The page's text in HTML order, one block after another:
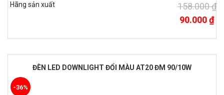
Hãng sản xuất
158.000 ₫
90.000 ₫
ĐÈN LED DOWNLIGHT ĐỔI MÀU AT20 ĐM 90/10W
-36%